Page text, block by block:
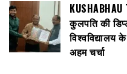
कुलपति की
अहम चर्चा